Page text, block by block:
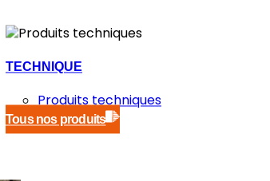
TECHNIQUE
Produits techniques
Tous nos produits